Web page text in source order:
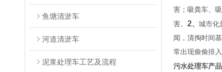
鱼塘清淤车
河道清淤车
泥浆处理车工艺及流程
害；吸粪车、
害。 2、 城市化
闻，清掏时间
常出现偷偷排
污水处理车产